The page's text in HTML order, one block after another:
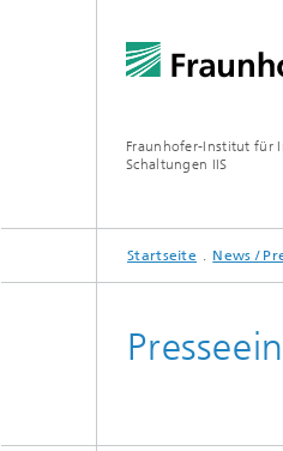
Fraunhofer-Institut für
Schaltungen IIS
ÜBER UNS
ONLINE-
Startseite News /